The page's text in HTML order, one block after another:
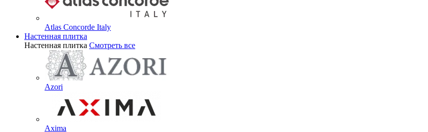
Atlas Concorde Italy
Настенная плитка
Настенная плитка Смотреть все
Azori
Axima